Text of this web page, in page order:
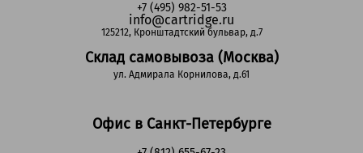
+7 (495) 982-51-53
info@cartridge.ru
125212, Кронштадтский бульвар, д.7
Склад самовывоза (Москва)
ул. Адмирала Корнилова, д.61
Офис в Санкт-Петербурге